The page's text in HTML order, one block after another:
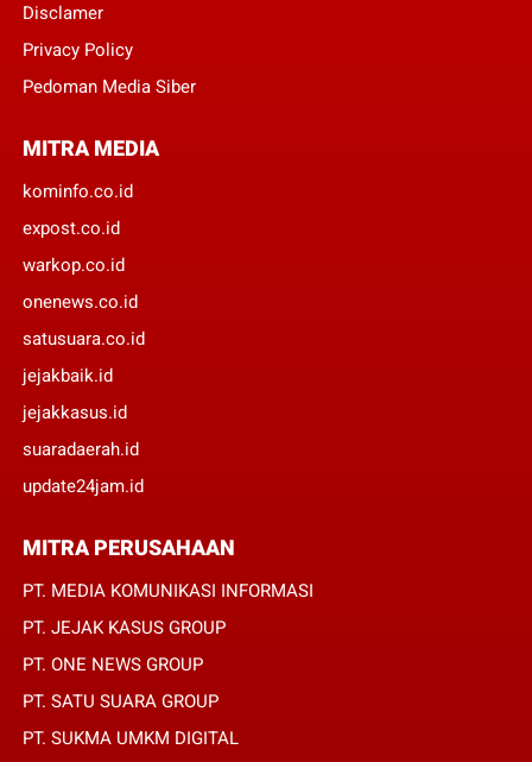
Disclamer
Privacy Policy
Pedoman Media Siber
MITRA MEDIA
kominfo.co.id
expost.co.id
warkop.co.id
onenews.co.id
satusuara.co.id
jejakbaik.id
jejakkasus.id
suaradaerah.id
update24jam.id
MITRA PERUSAHAAN
PT. MEDIA KOMUNIKASI INFORMASI
PT. JEJAK KASUS GROUP
PT. ONE NEWS GROUP
PT. SATU SUARA GROUP
PT. SUKMA UMKM DIGITAL